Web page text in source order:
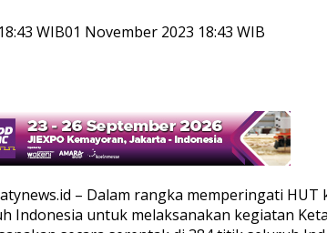
WIB01 November 2023 18:43 WIB
– Dalam rangka memperingati
Indonesia untuk melaksanakan kegiatan